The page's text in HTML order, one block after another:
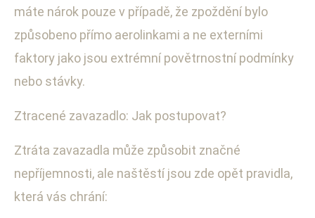
máte nárok pouze v případě, že zpoždění bylo
způsobeno přímo aerolinkami a ne externími
faktory jako jsou extrémní povětrnostní podmínky
nebo stávky.
Ztracené zavazadlo: Jak postupovat?
Ztráta zavazadla může způsobit značné
nepříjemnosti, ale naštěstí jsou zde opět pravidla,
která vás chrání: